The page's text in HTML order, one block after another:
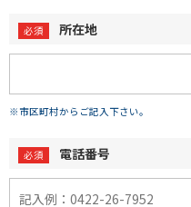
所在地
※市区町村からご記入下さい。
電話番号